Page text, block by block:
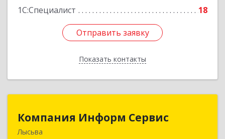
1С:Специалист
18
Отправить заявку
Показать контакты
Отправить заявку
Назад
Компания Информ Сервис
Лысьва
Компания Информ Сервис
618909, Пермский край, Лысьва г, Металлистов